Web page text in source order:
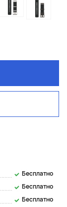
Бесплатно
Бесплатно
Бесплатно